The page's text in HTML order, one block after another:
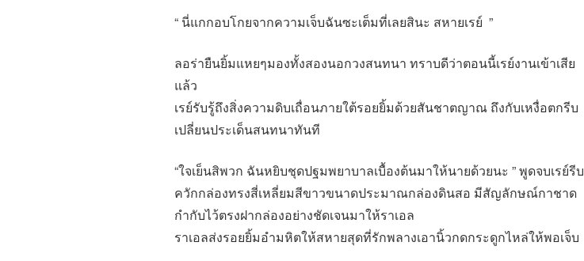
“ นี่แกกอบโกยจากความเจ็บฉันซะเต็มที่เลยสินะ สหายเรย์ ”
ลอร่ายืนยิ้มแหยๆมองทั้งสองนอกวงสนทนา ทราบดีว่าตอนนี้เรย์งานเข้าเสีย
แล้ว
เรย์รับรู้ถึงสิ่งความดิบเถื่อนภายใต้รอยยิ้มด้วยสันชาตญาณ ถึงกับเหงื่อตกรีบ
เปลี่ยนประเด็นสนทนาทันที
“ใจเย็นสิพวก ฉันหยิบชุดปฐมพยาบาลเบื้องต้นมาให้นายด้วยนะ ” พูดจบเรย์รีบ
ควักกล่องทรงสี่เหลี่ยมสีขาวขนาดประมาณกล่องดินสอ มีสัญลักษณ์กาชาด
กำกับไว้ตรงฝากล่องอย่างชัดเจนมาให้ราเอล
ราเอลส่งรอยยิ้มอำมหิตให้สหายสุดที่รักพลางเอานิ้วกดกระดูกไหล่ให้พอเจ็บ